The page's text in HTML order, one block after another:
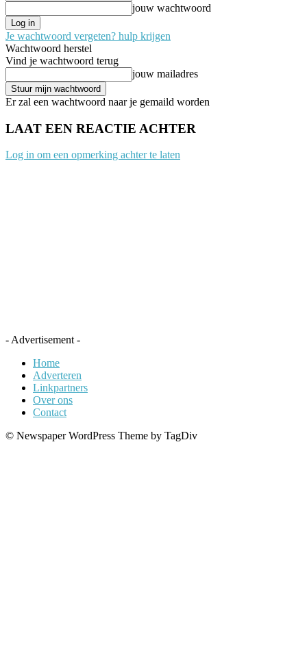
jouw wachtwoord
Je wachtwoord vergeten? hulp krijgen
Wachtwoord herstel
Vind je wachtwoord terug
jouw mailadres
Er zal een wachtwoord naar je gemaild worden
LAAT EEN REACTIE ACHTER
Log in om een opmerking achter te laten
- Advertisement -
Home
Adverteren
Linkpartners
Over ons
Contact
© Newspaper WordPress Theme by TagDiv